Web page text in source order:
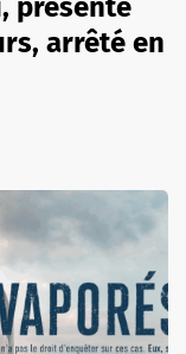
présenté
arrêté en